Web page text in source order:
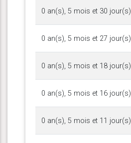
0 an(s), 5 mois et 30 jour(s)
0 an(s), 5 mois et 27 jour(s)
0 an(s), 5 mois et 18 jour(s)
0 an(s), 5 mois et 16 jour(s)
0 an(s), 5 mois et 11 jour(s)